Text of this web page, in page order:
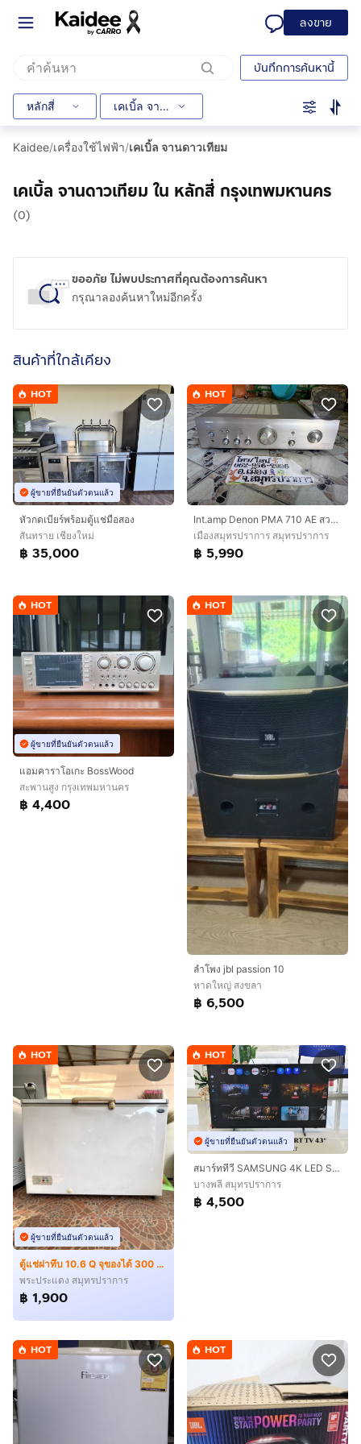
ลงขาย
บันทึกการค้นหานี้
หลักสี่ เคเบิ้ล จานดาวเทียม
Kaidee/เครื่องใช้ไฟฟ้า/เคเบิ้ล จานดาวเทียม
เคเบิ้ล จานดาวเทียม ใน หลักสี่ กรุงเทพมหานคร
(0)
ขออภัย ไม่พบประกาศที่คุณต้องการค้นหา
กรุณาลองค้นหาใหม่อีกครั้ง
สินค้าที่ใกล้เคียง
HOT
ผู้ขายที่ยืนยันตัวตนแล้ว
หัวกดเบียร์พร้อมตู้แช่มือสอง
สันทราย เชียงใหม่
฿ 35,000
HOT
Int.amp Denon PMA 710 AE สวยมาก
เมืองสมุทรปราการ สมุทรปราการ
฿ 5,990
HOT
ผู้ขายที่ยืนยันตัวตนแล้ว
แอมคาราโอเกะ BossWood
สะพานสูง กรุงเทพมหานคร
฿ 4,400
HOT
ลำโพง jbl passion 10
หาดใหญ่ สงขลา
฿ 6,500
HOT
ผู้ขายที่ยืนยันตัวตนแล้ว
ตู้แช่ฝาทึบ 10.6 Q จุของได้ 300 ลิตร ราคาถูกมาก
พระประแดง สมุทรปราการ
฿ 1,900
HOT
ผู้ขายที่ยืนยันตัวตนแล้ว
สมาร์ททีวี SAMSUNG 4K LED SMART TV 43 นิ้ว มือสอง ประกันศูนย์
บางพลี สมุทรปราการ
฿ 4,500
HOT HOT